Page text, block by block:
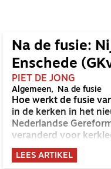
Na de fusie:
Enschede
PIET DE JONG
Algemeen Na de fusie
Hoe werkt de fusie
in de kerken in het
Nederlandse
veranderd voor
voorgangers?
verschillende kerken
LEES ARTIKEL